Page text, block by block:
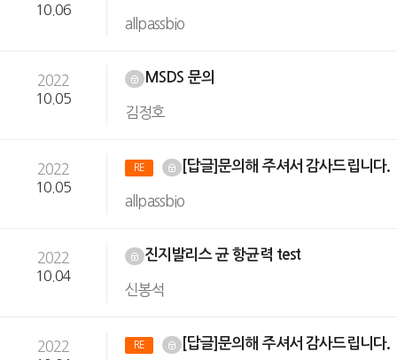
10.06
allpassbio
2022
10.05
MSDS 문의
김정호
2022
10.05
RE [답글]문의해 주셔서 감사드립니다.
allpassbio
2022
10.04
진지발리스 균 항균력 test
신봉석
2022 RE [답글]문의해 주셔서 감사드립니다.